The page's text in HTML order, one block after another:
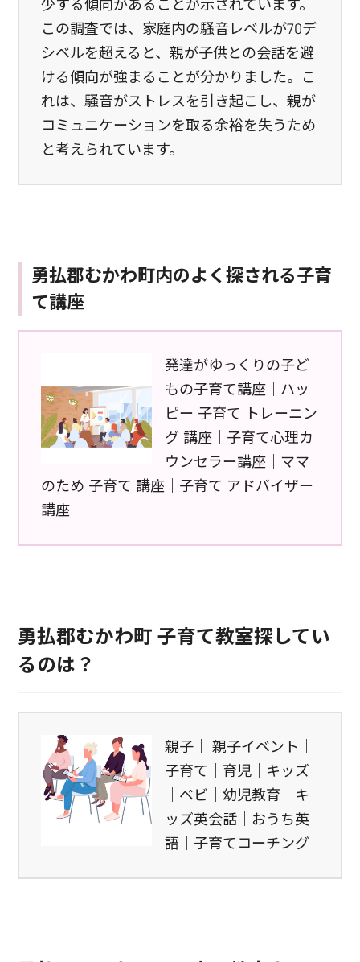
少する傾向があることが示されています。
この調査では、家庭内の騒音レベルが70デ
シベルを超えると、親が子供との会話を避
ける傾向が強まることが分かりました。こ
れは、騒音がストレスを引き起こし、親が
コミュニケーションを取る余裕を失うため
と考えられています。
勇払郡むかわ町内のよく探される子育
て講座
発達がゆっくりの子ど
もの子育て講座｜ハッ
ピー 子育て トレーニン
グ 講座｜子育て心理カ
ウンセラー講座｜ママ
のため 子育て 講座｜子育て アドバイザー
講座
勇払郡むかわ町 子育て教室探してい
るのは？
親子｜ 親子イベント｜
子育て｜育児｜キッズ
｜ベビ｜幼児教育｜キ
ッズ英会話｜おうち英
語｜子育てコーチング